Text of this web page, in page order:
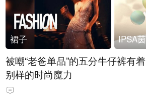
裙子
被嘲“老爸单品”的五分牛仔裤有着
别样的时尚魔力